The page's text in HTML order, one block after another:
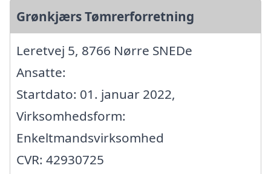
Grønkjærs Tømrerforretning
Leretvej 5, 8766 Nørre SNEDe
Ansatte:
Startdato: 01. januar 2022,
Virksomhedsform:
Enkeltmandsvirksomhed
CVR: 42930725